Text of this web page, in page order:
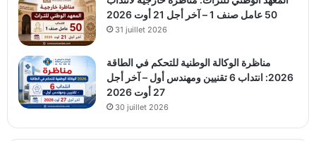
50 عامل صنف 1 – آخر أجل 21 أوت 2026
31 juillet 2026
مناظرة الوكالة الوطنية للتحكم في الطاقة
2026: انتداب 6 تقنيين ومهندس أول – آخر أجل
27 أوت 2026
30 juillet 2026